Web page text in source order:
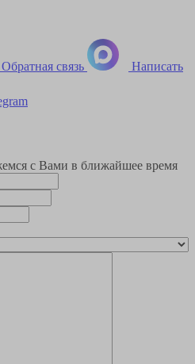
Обратная связь Написать
с Вами в ближайшее время